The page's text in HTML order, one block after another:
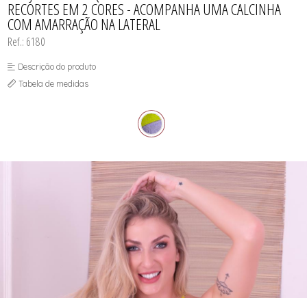
SUTIÃS
RECORTES EM 2 CORES - ACOMPANHA UMA CALCINHA
COM AMARRAÇÃO NA LATERAL
Ref.: 6180
Descrição do produto
Tabela de medidas